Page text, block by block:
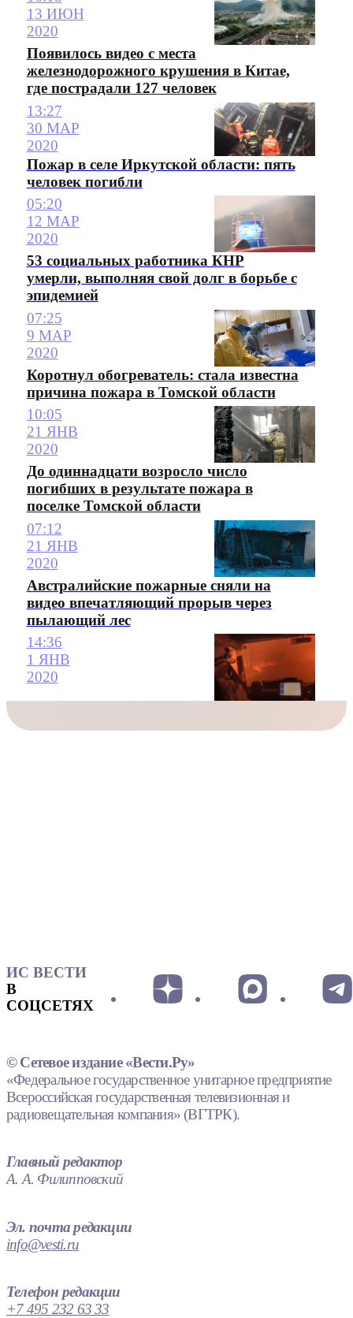
13 ИЮН
2020
Появилось видео с места
железнодорожного крушения в Китае,
где пострадали 127 человек
13:27
30 МАР
2020
Пожар в селе Иркутской области: пять
человек погибли
05:20
12 МАР
2020
53 социальных работника КНР
умерли, выполняя свой долг в борьбе с
эпидемией
07:25
9 МАР
2020
Коротнул обогреватель: стала известна
причина пожара в Томской области
10:05
21 ЯНВ
2020
До одиннадцати возросло число
погибших в результате пожара в
поселке Томской области
07:12
21 ЯНВ
2020
Австралийские пожарные сняли на
видео впечатляющий прорыв через
пылающий лес
14:36
1 ЯНВ
2020
ИС ВЕСТИ
В
СОЦСЕТЯХ
© Сетевое издание «Вести.Ру»
«Федеральное государственное унитарное предприятие
Всероссийская государственная телевизионная и
радиовещательная компания» (ВГТРК).
Главный редактор
А. А. Филипповский
Эл. почта редакции
info@vesti.ru
Телефон редакции
+7 495 232 63 33